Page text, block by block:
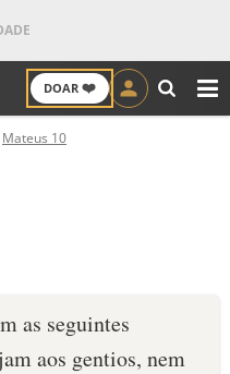
DOAR ❤️
Mateus 10
as seguintes
aos gentios, nem